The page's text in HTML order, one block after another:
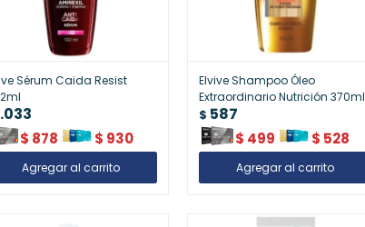
Sérum Caida Resist
$ 878 $ 930
Elvive Shampoo Óleo
Extraordinario Nutrición 370ml
$ 587
$ 499 $ 528